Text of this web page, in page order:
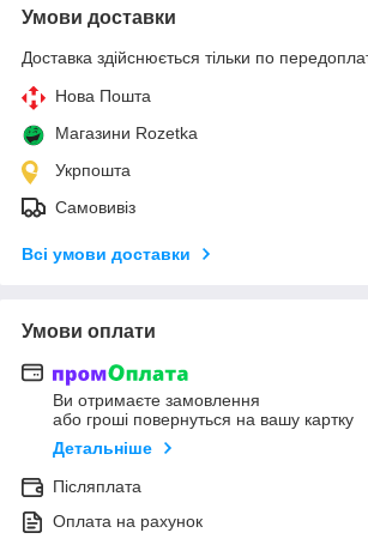
Умови доставки
Доставка здійснюється тільки по
Нова Пошта
Магазини Rozetka
Укрпошта
Самовивіз
Всі умови доставки
Умови оплати
Ви отримаєте замовлення
або гроші повернуться на вашу картку
Детальніше
Післяплата
Оплата на рахунок